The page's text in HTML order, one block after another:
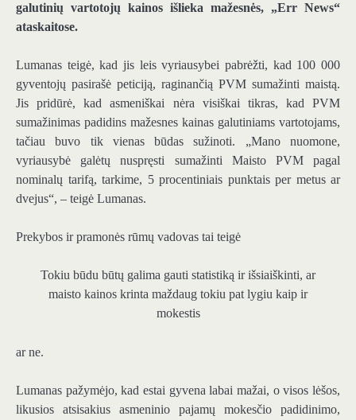
galutinių vartotojų kainos išlieka mažesnės, „Err News“
ataskaitose.
Lumanas teigė, kad jis leis vyriausybei pabrėžti, kad 100 000
gyventojų pasirašė peticiją, raginančią PVM sumažinti maistą.
Jis pridūrė, kad asmeniškai nėra visiškai tikras, kad PVM
sumažinimas padidins mažesnes kainas galutiniams vartotojams,
tačiau buvo tik vienas būdas sužinoti. „Mano nuomone,
vyriausybė galėtų nuspręsti sumažinti Maisto PVM pagal
nominalų tarifą, tarkime, 5 procentiniais punktais per metus ar
dvejus“, – teigė Lumanas.
Prekybos ir pramonės rūmų vadovas tai teigė
Tokiu būdu būtų galima gauti statistiką ir išsiaiškinti, ar
maisto kainos krinta maždaug tokiu pat lygiu kaip ir
mokestis
ar ne.
Lumanas pažymėjo, kad estai gyvena labai mažai, o visos lėšos,
likusios atsisakius asmeninio pajamų mokesčio padidinimo,